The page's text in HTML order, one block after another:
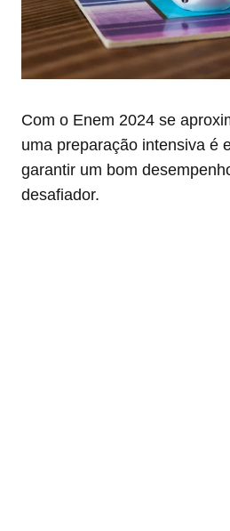
Com o Enem 2024 se
uma preparação intensiva é
garantir um bom
desafiador.